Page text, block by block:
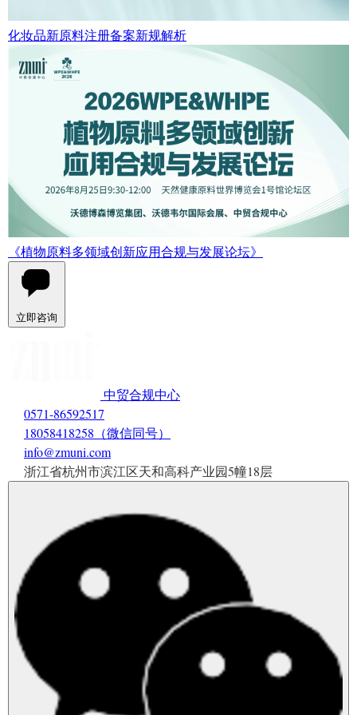
化妆品新原料注册备案新规解析
《植物原料多领域创新应用合规与发展论坛》
立即咨询
中贸合规中心
0571-86592517
18058418258（微信同号）
info@zmuni.com
浙江省杭州市滨江区天和高科产业园5幢18层